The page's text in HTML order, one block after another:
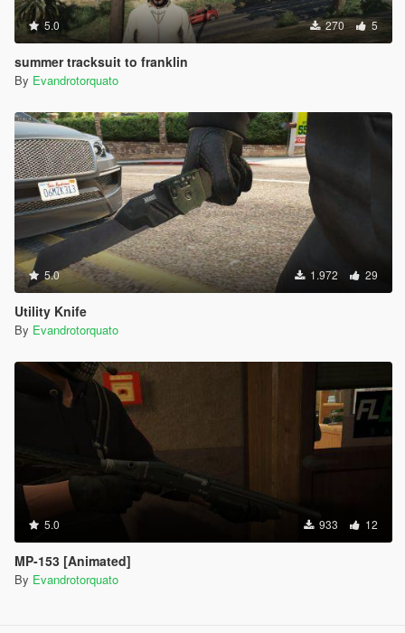
5.0 270 5
summer tracksuit to franklin
By Evandrotorquato
5.0 1.972 29
Utility Knife
By Evandrotorquato
5.0 933 12
MP-153 [Animated]
By Evandrotorquato